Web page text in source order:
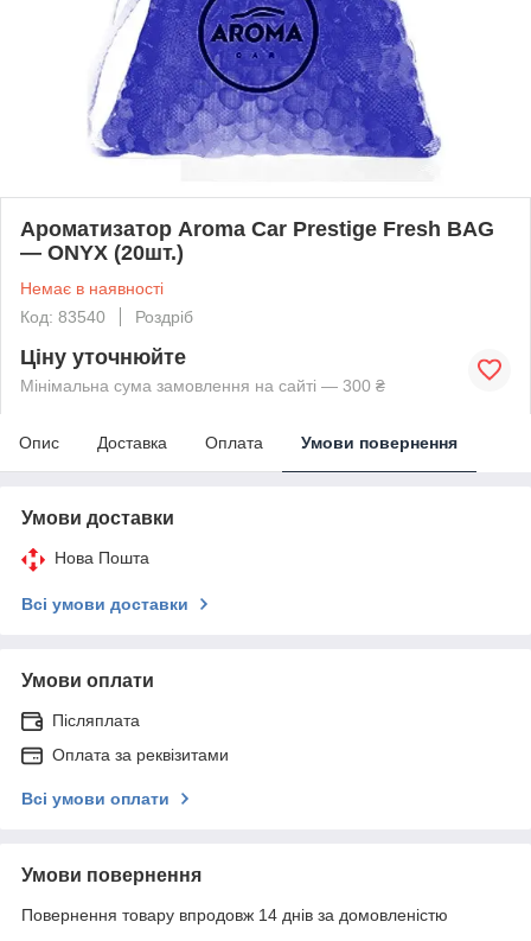
Ароматизатор Aroma Car Prestige Fresh BAG
— ONYX (20шт.)
Немає в наявності
Код: 83540
Роздріб
Ціну уточнюйте
Мінімальна сума замовлення на сайті — 300 ₴
Опис Доставка Оплата Умови повернення
Умови доставки
Нова Пошта
Всі умови доставки
Умови оплати
Післяплата
Оплата за реквізитами
Всі умови оплати
Умови повернення
Повернення товару впродовж 14 днів за домовленістю